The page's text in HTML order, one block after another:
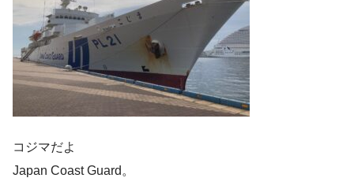
コジマだよ
Japan Coast Guard。